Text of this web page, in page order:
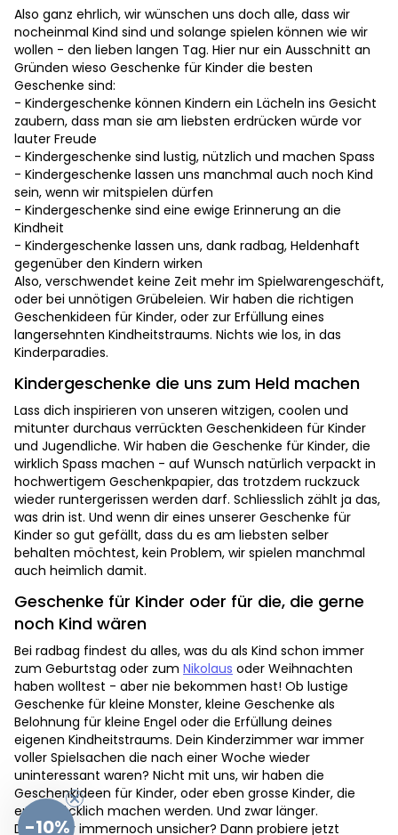
Also ganz ehrlich, wir wünschen uns doch alle, dass wir
nocheinmal Kind sind und solange spielen können wie wir
wollen - den lieben langen Tag. Hier nur ein Ausschnitt an
Gründen wieso Geschenke für Kinder die besten
Geschenke sind:
- Kindergeschenke können Kindern ein Lächeln ins Gesicht
zaubern, dass man sie am liebsten erdrücken würde vor
lauter Freude
- Kindergeschenke sind lustig, nützlich und machen Spass
- Kindergeschenke lassen uns manchmal auch noch Kind
sein, wenn wir mitspielen dürfen
- Kindergeschenke sind eine ewige Erinnerung an die
Kindheit
- Kindergeschenke lassen uns, dank radbag, Heldenhaft
gegenüber den Kindern wirken
Also, verschwendet keine Zeit mehr im Spielwarengeschäft,
oder bei unnötigen Grübeleien. Wir haben die richtigen
Geschenkideen für Kinder, oder zur Erfüllung eines
langersehnten Kindheitstraums. Nichts wie los, in das
Kinderparadies.
Kindergeschenke die uns zum Held machen
Lass dich inspirieren von unseren witzigen, coolen und
mitunter durchaus verrückten Geschenkideen für Kinder
und Jugendliche. Wir haben die Geschenke für Kinder, die
wirklich Spass machen - auf Wunsch natürlich verpackt in
hochwertigem Geschenkpapier, das trotzdem ruckzuck
wieder runtergerissen werden darf. Schliesslich zählt ja das,
was drin ist. Und wenn dir eines unserer Geschenke für
Kinder so gut gefällt, dass du es am liebsten selber
behalten möchtest, kein Problem, wir spielen manchmal
auch heimlich damit.
Geschenke für Kinder oder für die, die gerne
noch Kind wären
Bei radbag findest du alles, was du als Kind schon immer
zum Geburtstag oder zum Nikolaus oder Weihnachten
haben wolltest - aber nie bekommen hast! Ob lustige
Geschenke für kleine Monster, kleine Geschenke als
Belohnung für kleine Engel oder die Erfüllung deines
eigenen Kindheitstraums. Dein Kinderzimmer war immer
voller Spielsachen die nach einer Woche wieder
uninteressant waren? Nicht mit uns, wir haben die
Geschenkideen für Kinder, oder eben grosse Kinder, die
euch glücklich machen werden. Und zwar länger.
Du bist dir immernoch unsicher? Dann probiere jetzt
-10%